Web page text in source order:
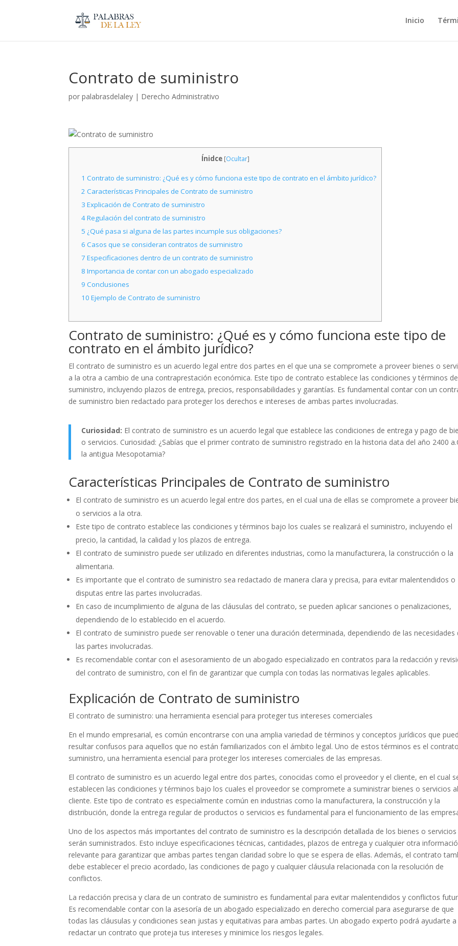
Inicio
Contrato de suministro
porpalabrasdelaley | Derecho Administrativo
Ínidce [Ocultar]
1 Contrato de suministro: ¿Qué es y cómo funciona este tipo de contrato en el ámbito jurídico?
2 Características Principales de Contrato de suministro
3 Explicación de Contrato de suministro
4Regulación del contrato de suministro
5 ¿Qué pasa si alguna de las partes incumple sus obligaciones?
6 Casos que se consideran contratos de suministro
7 Especificaciones dentro de un contrato de suministro
8 Importancia de contar con un abogado especializado
9 Conclusiones
10 Ejemplo de Contrato de suministro
Contrato de suministro: ¿Qué es y cómo funciona este tipo de
contrato en el ámbito jurídico?
El contrato de suministro es un acuerdo legal entre dos partes en el que una se compromete a proveer bienes o
a la otra a cambio de una contraprestación económica. Este tipo de contrato establece las condiciones y términos de
suministro, incluyendo plazos de entrega, precios, responsabilidades y garantías. Es fundamental contar con un
de suministro bien redactado para proteger los derechos e intereses de ambas partes involucradas.
Curiosidad: El contrato de suministro es un acuerdo legal que establece las condiciones de entrega y pago de
o servicios. Curiosidad: ¿Sabías que el primer contrato de suministro registrado en la historia data del año 2400
la antigua Mesopotamia?
Características Principales de Contrato de suministro
El contrato de suministro es un acuerdo legal entre dos partes, en el cual una de ellas se compromete a proveer
o servicios a la otra.
Este tipo de contrato establece las condiciones y términos bajo los cuales se realizará el suministro, incluyendo el
precio, la cantidad, la calidad y los plazos de entrega.
El contrato de suministro puede ser utilizado en diferentes industrias, como la manufacturera, la construcción o la
alimentaria.
Es importante que el contrato de suministro sea redactado de manera clara y precisa, para evitar malentendidos o
disputas entre las partes involucradas.
En caso de incumplimiento de alguna de las cláusulas del contrato, se pueden aplicar sanciones o penalizaciones,
dependiendo de lo establecido en el acuerdo.
El contrato de suministro puede ser renovable o tener una duración determinada, dependiendo de las necesidades
las partes involucradas.
Es recomendable contar con el asesoramiento de un abogado especializado en contratos para la redacción y
del contrato de suministro, con el fin de garantizar que cumpla con todas las normativas legales aplicables.
Explicación de Contrato de suministro
El contrato de suministro: una herramienta esencial para proteger tus intereses comerciales
En el mundo empresarial, es común encontrarse con una amplia variedad de términos y conceptos jurídicos que
resultar confusos para aquellos que no están familiarizados con el ámbito legal. Uno de estos términos es el
suministro, una herramienta esencial para proteger los intereses comerciales de las empresas.
El contrato de suministro es un acuerdo legal entre dos partes, conocidas como el proveedor y el cliente, en el cual
establecen las condiciones y términos bajo los cuales el proveedor se compromete a suministrar bienes o servicios al
cliente. Este tipo de contrato es especialmente común en industrias como la manufacturera, la construcción y la
distribución, donde la entrega regular de productos o servicios es fundamental para el funcionamiento de las
Uno de los aspectos más importantes del contrato de suministro es la descripción detallada de los bienes o servicios
serán suministrados. Esto incluye especificaciones técnicas, cantidades, plazos de entrega y cualquier otra
relevante para garantizar que ambas partes tengan claridad sobre lo que se espera de ellas. Además, el contrato
debe establecer el precio acordado, las condiciones de pago y cualquier cláusula relacionada con la resolución de
conflictos.
La redacción precisa y clara de un contrato de suministro es fundamental para evitar malentendidos y conflictos
Es recomendable contar con la asesoría de un abogado especializado en derecho comercial para asegurarse de que
todas las cláusulas y condiciones sean justas y equitativas para ambas partes. Un abogado experto podrá ayudarte a
redactar un contrato que proteja tus intereses y minimice los riesgos legales.